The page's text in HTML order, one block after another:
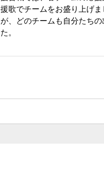
援歌でチームをお盛り上げ
が、どのチームも自分たち
た。